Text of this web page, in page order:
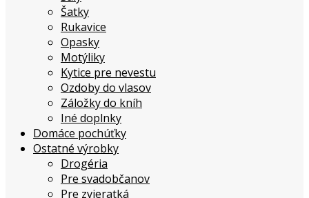
Šatky
Rukavice
Opasky
Motýliky
Kytice pre nevestu
Ozdoby do vlasov
Záložky do kníh
Iné doplnky
Domáce pochúťky
Ostatné výrobky
Drogéria
Pre svadobčanov
Pre zvieratká